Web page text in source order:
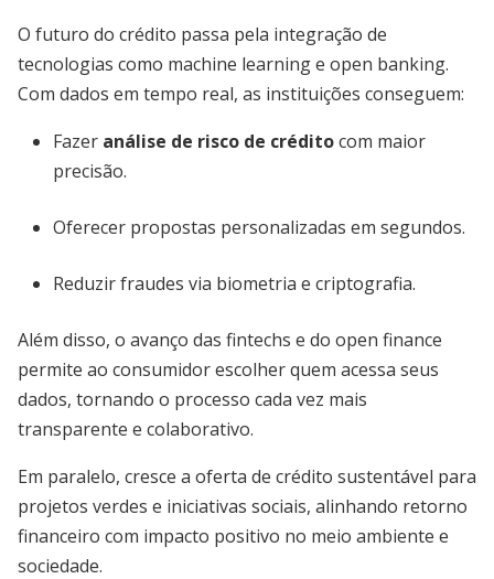
O futuro do crédito passa pela integração de
tecnologias como machine learning e open banking.
Com dados em tempo real, as instituições conseguem:
Fazer análise de risco de créditocom maior
precisão.
Oferecer propostas personalizadas em segundos.
Reduzir fraudes via biometria e criptografia.
Além disso, o avanço das fintechs e do open finance
permite ao consumidor escolher quem acessa seus
dados, tornando o processo cada vez mais
transparente e colaborativo.
Em paralelo, cresce a oferta de crédito sustentável para
projetos verdes e iniciativas sociais, alinhando retorno
financeiro com impacto positivo no meio ambiente e
sociedade.